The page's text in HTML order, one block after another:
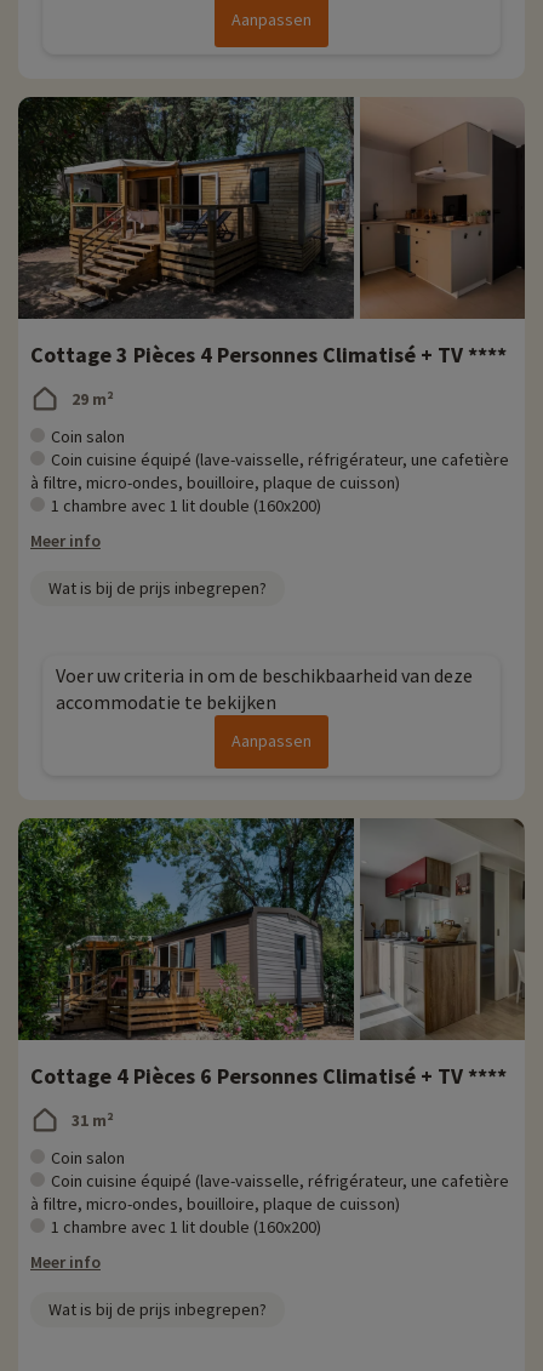
Aanpassen
Cottage 3 Pièces 4 Personnes Climatisé + TV ****
29 m²
Coin salon
Coin cuisine équipé (lave-vaisselle, réfrigérateur, une cafetière
à filtre, micro-ondes, bouilloire, plaque de cuisson)
1 chambre avec 1 lit double (160x200)
Meer info
Wat is bij de prijs inbegrepen?
Voer uw criteria in om de beschikbaarheid van deze
accommodatie te bekijken
Aanpassen
Cottage 4 Pièces 6 Personnes Climatisé + TV ****
31 m²
Coin salon
Coin cuisine équipé (lave-vaisselle, réfrigérateur, une cafetière
à filtre, micro-ondes, bouilloire, plaque de cuisson)
1 chambre avec 1 lit double (160x200)
Meer info
Wat is bij de prijs inbegrepen?